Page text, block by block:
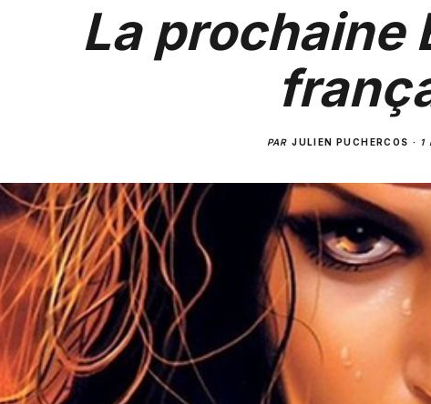
La prochaine
PARJULIEN PUCHERCOS · 1